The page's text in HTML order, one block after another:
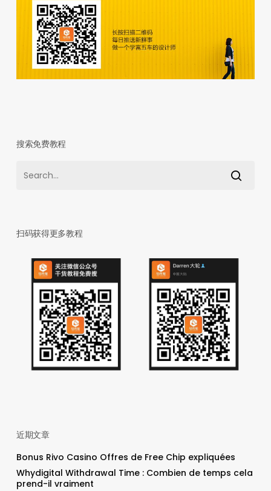
搜索免费教程
扫码获得更多教程
近期文章
Bonus Rivo Casino Offres de Free Chip expliquées
Whydigital Withdrawal Time : Combien de temps cela
prend-il vraiment